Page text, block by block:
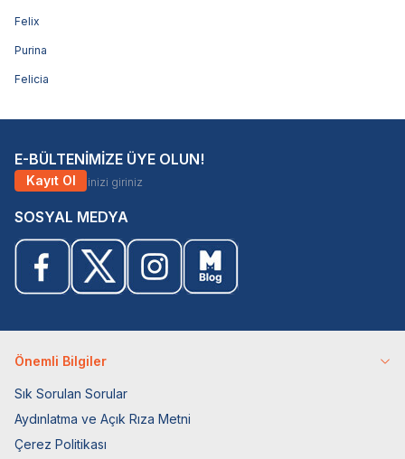
Felix
Purina
Felicia
E-BÜLTENİMİZE ÜYE OLUN!
Kayıt Ol
SOSYAL MEDYA
Önemli Bilgiler
Sık Sorulan Sorular
Aydınlatma ve Açık Rıza Metni
Çerez Politikası